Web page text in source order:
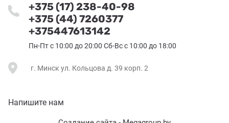
+375 (17) 238-40-98
+375 (44) 7260377
+375447613142
Пн-Пт с 10:00 до 20:00 Сб-Вс с 10:00 до 18:00
г. Минск ул. Кольцова д. 39 корп. 2
Напишите нам